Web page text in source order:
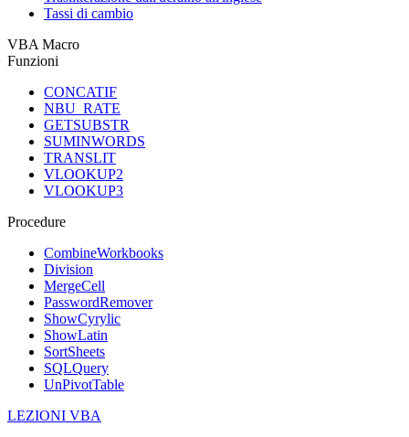
Tassi di cambio
VBA Macro
Funzioni
CONCATIF
NBU_RATE
GETSUBSTR
SUMINWORDS
TRANSLIT
VLOOKUP2
VLOOKUP3
Procedure
CombineWorkbooks
Division
MergeCell
PasswordRemover
ShowCyrylic
ShowLatin
SortSheets
SQLQuery
UnPivotTable
LEZIONI VBA